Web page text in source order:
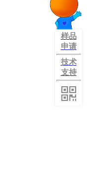
样品
申请
技术
支持